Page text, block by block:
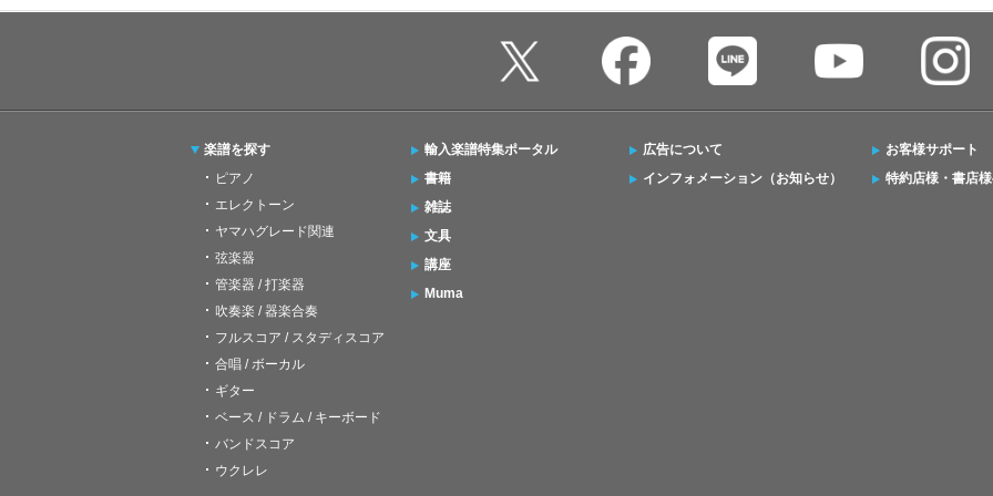
楽譜を探す
ピアノ
エレクトーン
ヤマハグレード関連
弦楽器
管楽器 / 打楽器
吹奏楽 / 器楽合奏
フルスコア / スタディスコア
合唱 / ボーカル
ギター
ベース / ドラム / キーボード
バンドスコア
ウクレレ
輸入楽譜特集ポータル
書籍
雑誌
文具
講座
Muma
広告について
インフォメーション（お知らせ）
お客様サポート
特約店様・書店